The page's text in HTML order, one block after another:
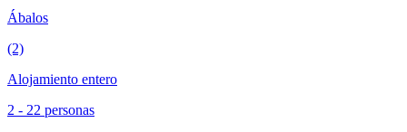
Ábalos
(2)
Alojamiento entero
2 - 22 personas